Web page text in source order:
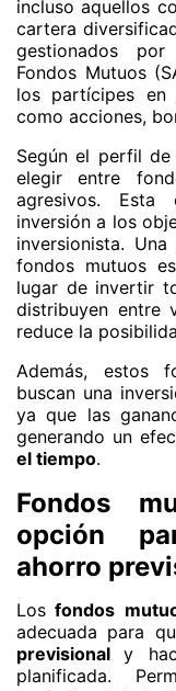
incluso aquellos
cartera
gestionados por
Fondos Mutuos
los partícipes en
como acciones,
Según el perfil
elegir entre
agresivos. Esta
inversión a los
inversionista.
fondos mutuos
lugar de invertir
distribuyen entre
reduce la
Además, estos
buscan una
ya que las
generando un
el tiempo.
Fondos
opción
ahorro
Los fondos
adecuada para
previsionaly
planificada.